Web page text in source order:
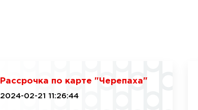
Рассрочка по карте "Черепаха"
2024-02-21 11:26:44